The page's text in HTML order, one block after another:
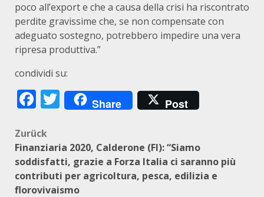
poco all’export e che a causa della crisi ha riscontrato
perdite gravissime che, se non compensate con
adeguato sostegno, potrebbero impedire una vera
ripresa produttiva.”
condividi su:
Facebook
Twitter
Share Post
Beitragsnavigation
Zurück
Finanziaria 2020, Calderone (FI): “Siamo
soddisfatti, grazie a Forza Italia ci saranno più
contributi per agricoltura, pesca, edilizia e
florovivaismo